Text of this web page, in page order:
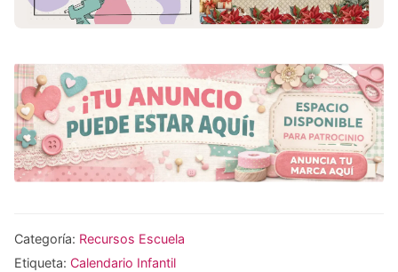
Categoría: Recursos Escuela
Etiqueta: Calendario Infantil